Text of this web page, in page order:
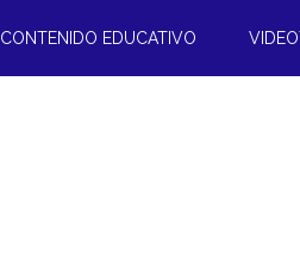
CONTENIDO EDUCATIVO